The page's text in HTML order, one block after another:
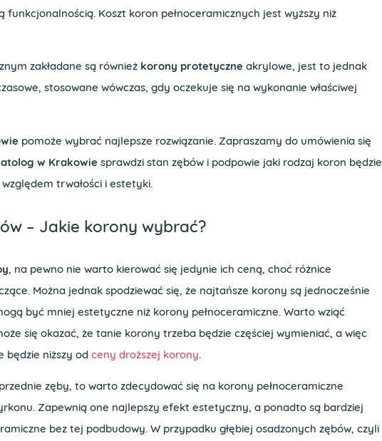
funkcjonalnością. Koszt koron pełnoceramicznych jest wyższy niż
zakładane są również korony protetyczne akrylowe, jest to jednak
stosowane wówczas, gdy oczekuje się na wykonanie właściwej
pomoże wybrać najlepsze rozwiązanie. Zapraszamy do umówienia się
w Krakowie sprawdzi stan zębów i podpowie jaki rodzaj koron będzie
trwałości i estetyki.
– Jakie korony wybrać?
, na pewno nie warto kierować się jedynie ich ceną, choć różnice
Można jednak spodziewać się, że najtańsze korony są jednocześnie
być mniej estetyczne niż korony pełnoceramiczne. Warto wziąć
się okazać, że tanie korony trzeba będzie częściej wymieniać, a więc
będzie niższy od ceny droższej korony.
zęby, to warto zdecydować się na korony pełnoceramiczne
Zapewnią one najlepszy efekt estetyczny, a ponadto są bardziej
bez tej podbudowy. W przypadku głębiej osadzonych zębów, czyli